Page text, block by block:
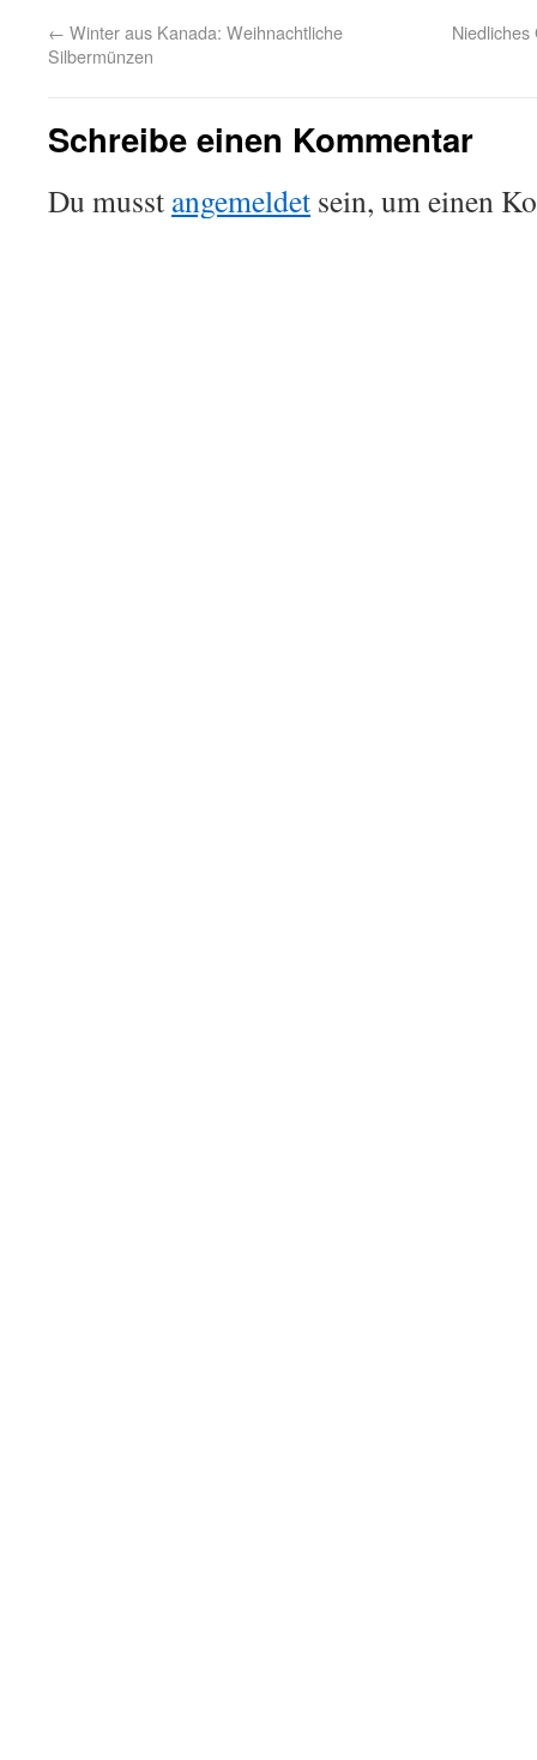
← Winter aus Kanada: Weihnachtliche
Silbermünzen
Schreibe einen Kommentar
Du musst angemeldet sein, um einen